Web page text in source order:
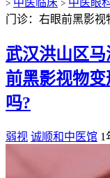
> 中医临床 > 中医眼
门诊：右眼前黑影视
武汉洪山区
前黑影视物
吗?
弱视 诚顺和中医馆 1